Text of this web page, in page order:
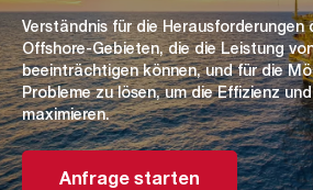
Verständnis für die
Offshore-Gebieten, die die Leistung
beeinträchtigen können, und für die
Probleme zu lösen, um die Effizienz
maximieren.
Anfrage starten